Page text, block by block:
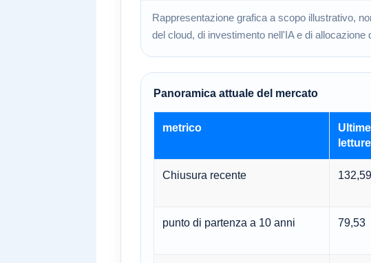
Rappresentazione grafica a scopo illustrativo,
del cloud, di investimento nell'IA e di
Panoramica attuale del mercato
metrico
Ultime
letture
Chiusura recente 132,59
punto di partenza a 10 anni 79,53